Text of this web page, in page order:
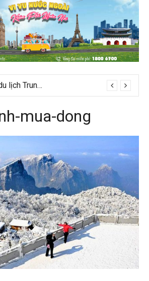
Kinh nghiệm du lịch Trung Á lần đầu cho khách Việt
mua-dong